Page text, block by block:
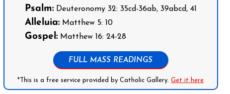
Psalm:Deuteronomy 32: 35cd-36ab, 39abcd, 41
Alleluia:Matthew 5: 10
Gospel:Matthew 16: 24-28
FULL MASS READINGS
*This is a free service provided by Catholic Gallery.Get it here